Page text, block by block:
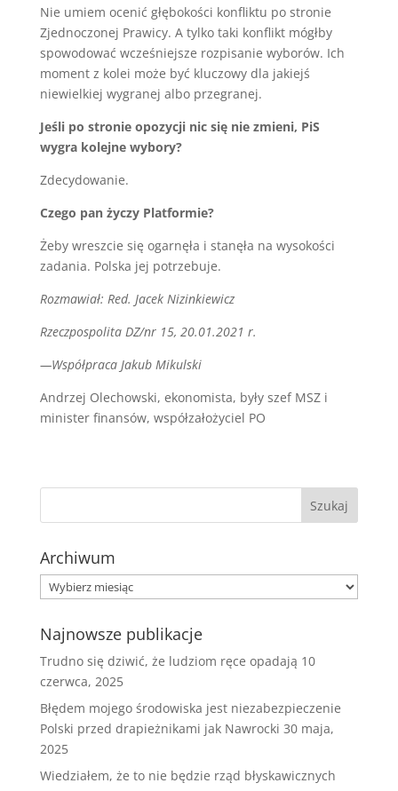
Nie umiem ocenić głębokości konfliktu po stronie
Zjednoczonej Prawicy. A tylko taki konflikt mógłby
spowodować wcześniejsze rozpisanie wyborów. Ich
moment z kolei może być kluczowy dla jakiejś
niewielkiej wygranej albo przegranej.
Jeśli po stronie opozycji nic się nie zmieni, PiS
wygra kolejne wybory?
Zdecydowanie.
Czego pan życzy Platformie?
Żeby wreszcie się ogarnęła i stanęła na wysokości
zadania. Polska jej potrzebuje.
Rozmawiał: Red. Jacek Nizinkiewicz
Rzeczpospolita DZ/nr 15, 20.01.2021 r.
—Współpraca Jakub Mikulski
Andrzej Olechowski, ekonomista, były szef MSZ i
minister finansów, współzałożyciel PO
Archiwum
Archiwum
Najnowsze publikacje
Trudno się dziwić, że ludziom ręce opadają 10
czerwca, 2025
Błędem mojego środowiska jest niezabezpieczenie
Polski przed drapieżnikami jak Nawrocki 30 maja,
2025
Wiedziałem, że to nie będzie rząd błyskawicznych